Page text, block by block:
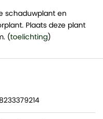
schaduwplant en
Plaats deze plant
(toelichting)